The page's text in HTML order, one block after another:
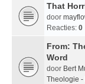
That
door
Reacties: 0
From:
Word
door Bert
Theologie -